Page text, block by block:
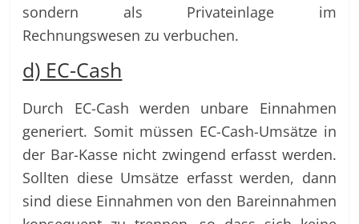
sondern als Privateinlage im
Rechnungswesen zu verbuchen.
d) EC-Cash
Durch EC-Cash werden unbare Einnahmen
generiert. Somit müssen EC-Cash-Umsätze in
der Bar-Kasse nicht zwingend erfasst werden.
Sollten diese Umsätze erfasst werden, dann
sind diese Einnahmen von den Bareinnahmen